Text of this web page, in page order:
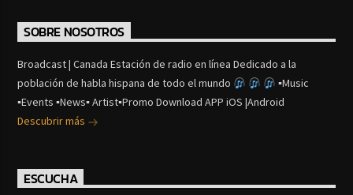
SOBRE NOSOTROS
Broadcast | Canada Estación de radio en línea Dedicado a la
población de habla hispana de todo el mundo
▪Music
▪Events ▪News▪ Artist▪Promo Download APP iOS |Android
Descubrir más
ESCUCHA